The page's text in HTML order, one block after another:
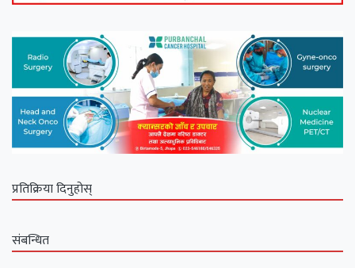
प्रतिक्रिया दिनुहोस्
संबन्धित